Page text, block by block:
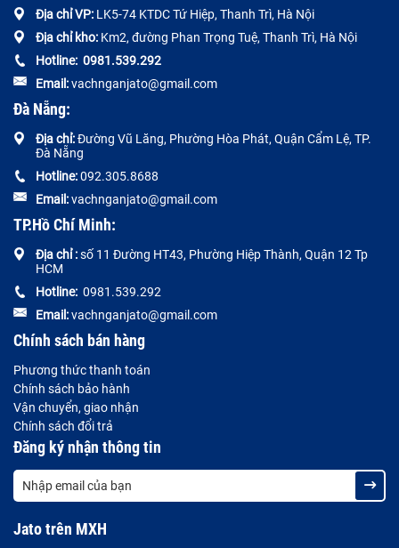
Địa chỉ VP: LK5-74 KTDC Tứ Hiệp, Thanh Trì, Hà Nội
Địa chỉ kho: Km2, đường Phan Trọng Tuệ, Thanh Trì, Hà Nội
Hotline: 0981.539.292
Email:vachnganjato@gmail.com
Đà Nẵng:
Địa chỉ:Đường Vũ Lăng, Phường Hòa Phát, Quận Cẩm Lệ, TP.
Đà Nẵng
Hotline:092.305.8688
Email:vachnganjato@gmail.com
TP.Hồ Chí Minh:
Địa chỉ :số 11 Đường HT43, Phường Hiệp Thành, Quận 12 Tp
HCM
Hotline: 0981.539.292
Email:vachnganjato@gmail.com
Chính sách bán hàng
Phương thức thanh toán
Chính sách bảo hành
Vận chuyển, giao nhận
Chính sách đổi trả
Đăng ký nhận thông tin
Jato trên MXH